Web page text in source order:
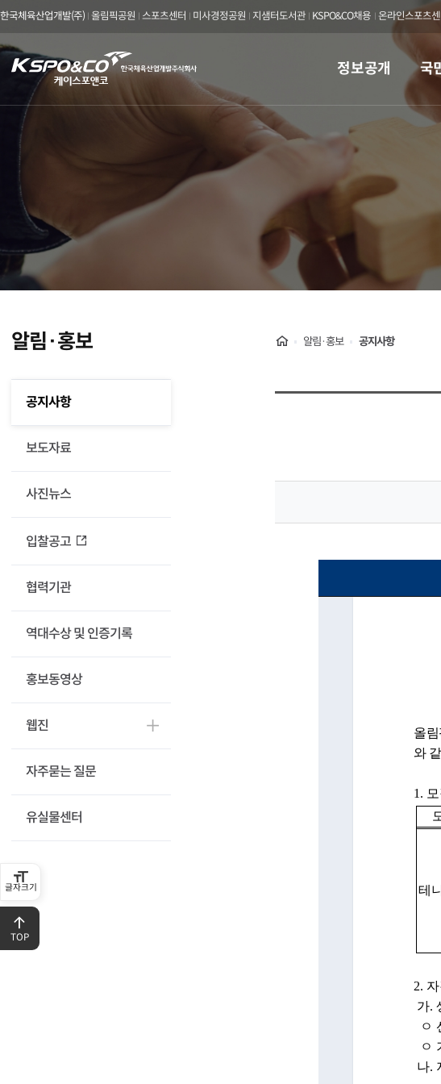
한국체육산업개발(주) 올림픽공원 스포츠센터 미사경정공원 지샘터도서관 KSPO&CO채용 온라인스포츠센
kspo&co
케
이
스
포
앤
코
한
국
체
육
업
개
주
식
사
정보공개 국
글자크기
알림·홍보
공지사항
보도자료
사진뉴스
입찰공고
협력기관
역대수상 및 인증기록
홍보동영상
웹진
자주묻는 질문
유실물센터
Home알림·홍보 공지사항
공지사항
TOP